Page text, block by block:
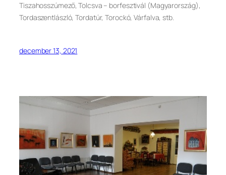
Tiszahosszúmező, Tolcsva – borfesztivál (Magyarország),
Tordaszentlászló, Tordatúr, Torockó, Várfalva, stb.
december 13, 2021